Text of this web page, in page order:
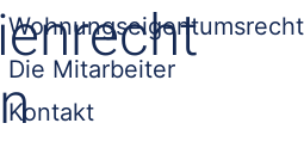
Wohnungseigentumsrecht
Die Mitarbeiter
Kontakt